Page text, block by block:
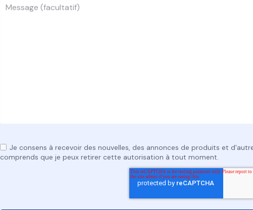
Je consens à recevoir des nouvelles, des annonces de produits et
comprends que je peux retirer cette autorisation à tout moment.